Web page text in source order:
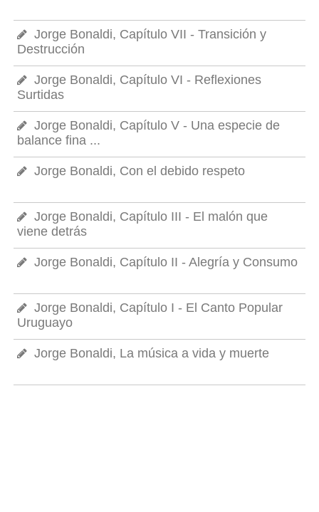
Jorge Bonaldi, Capítulo VII - Transición y
Destrucción
Jorge Bonaldi, Capítulo VI - Reflexiones
Surtidas
Jorge Bonaldi, Capítulo V - Una especie de
balance fina ...
Jorge Bonaldi, Con el debido respeto
Jorge Bonaldi, Capítulo III - El malón que
viene detrás
Jorge Bonaldi, Capítulo II - Alegría y Consumo
Jorge Bonaldi, Capítulo I - El Canto Popular
Uruguayo
Jorge Bonaldi, La música a vida y muerte